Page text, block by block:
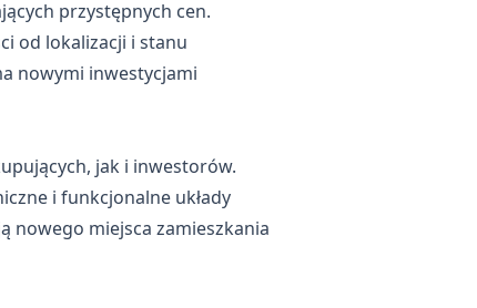
przystępnych cen.
od lokalizacji i stanu
nowymi inwestycjami
jak i inwestorów.
i funkcjonalne układy
nowego miejsca zamieszkania